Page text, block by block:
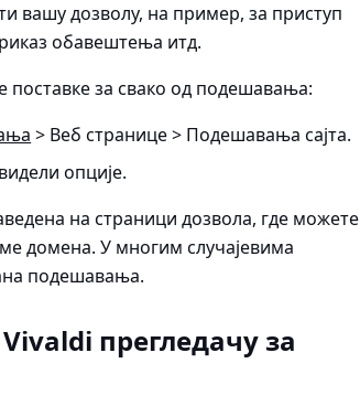
вашу дозволу, на пример, за приступ
обавештења итд.
поставке за свако од подешавања:
> Веб странице > Подешавања сајта.
опције.
на страници дозвола, где можете
домена. У многим случајевима
подешавања.
прегледачу за